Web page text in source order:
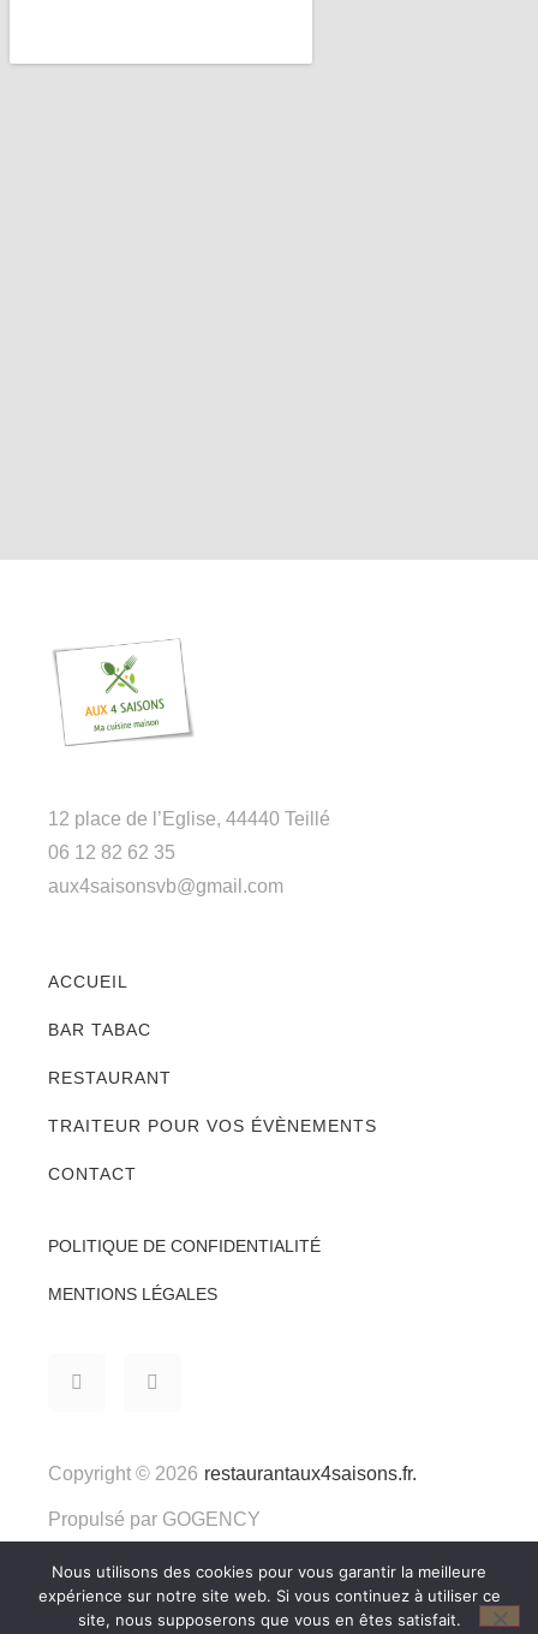
12 place de l’Eglise, 44440 Teillé
06 12 82 62 35
aux4saisonsvb@gmail.com
ACCUEIL
BAR TABAC
RESTAURANT
TRAITEUR POUR VOS ÉVÈNEMENTS
CONTACT
POLITIQUE DE CONFIDENTIALITÉ
MENTIONS LÉGALES
Copyright © 2026 restaurantaux4saisons.fr.
Propulsé par GOGENCY
Nous utilisons des cookies pour vous garantir la meilleure
expérience sur notre site web. Si vous continuez à utiliser ce
site, nous supposerons que vous en êtes satisfait.